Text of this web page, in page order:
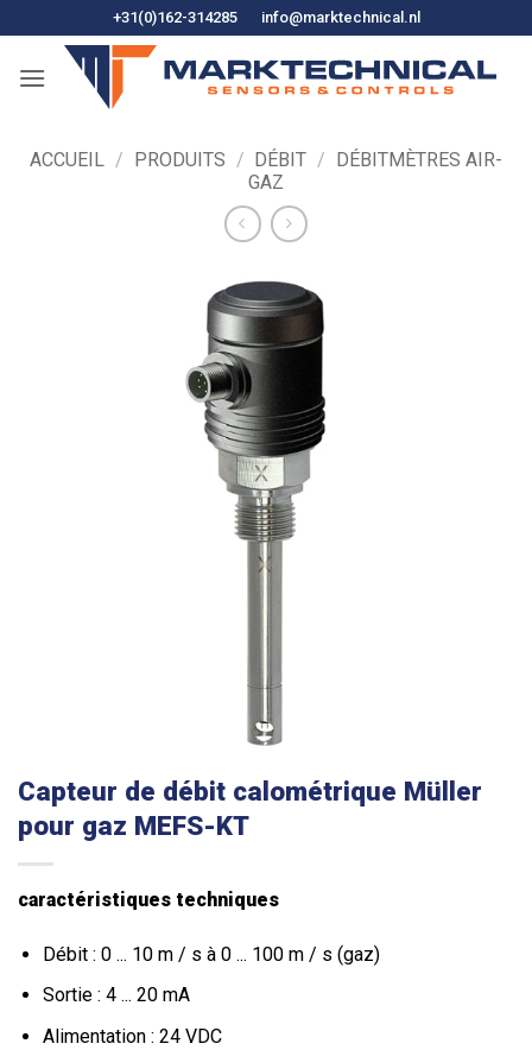
to
content
+31(0)162-314285 info@marktechnical.nl
ACCUEIL / PRODUITS / DÉBIT / DÉBITMÈTRES AIR-
GAZ
Capteur de débit calométrique Müller
pour gaz MEFS-KT
caractéristiques techniques
Débit : 0 ... 10 m / s à 0 ... 100 m / s (gaz)
Sortie : 4 ... 20 mA
Alimentation : 24 VDC